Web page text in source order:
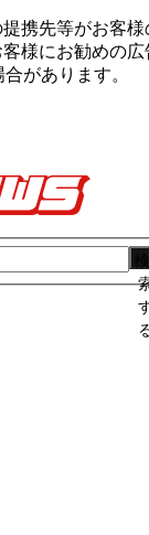
携先等がお客
様にお勧めの
があります。